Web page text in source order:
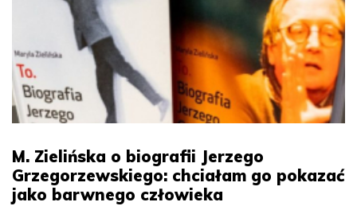
M. Zielińska o biografii Jerzego
Grzegorzewskiego: chciałam go pokazać
jako barwnego człowieka